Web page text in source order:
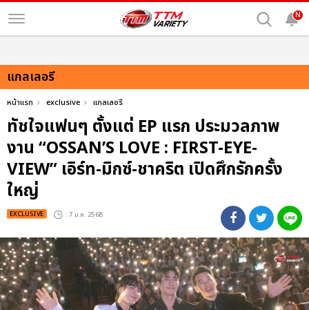
N
แกลเลอรี
หน้าแรก exclusive แกลเลอรี
ทัชใจแฟนๆ ตั้งแต่ EP แรก ประมวลภาพ
งาน “OSSAN’S LOVE : FIRST-EYE-
VIEW” เอิร์ท-มิกซ์-ชาคริต เปิดศึกรักครั้ง
ใหญ่
EXCLUSIVE : 7 ม.ค. 2568